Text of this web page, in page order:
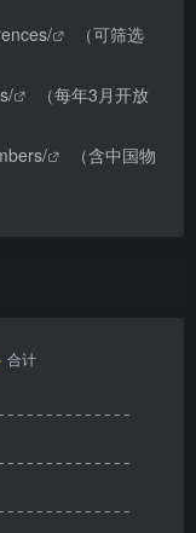
（可筛选
（每年3月开放
（含中国物